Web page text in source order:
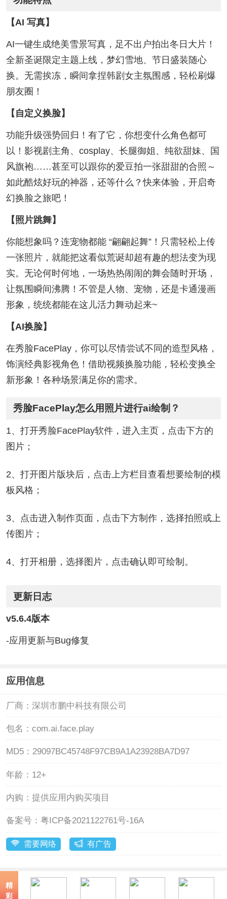
【AI 写真】
AI一键生成绝美雪景写真，足不出户拍出冬日大片！
全新圣诞限定主题上线，梦幻雪地、节日盛装随心
换。无需挨冻，瞬间拿捏韩剧女主氛围感，轻松刷爆
朋友圈！
【自定义换脸】
功能升级强势回归！有了它，你想变什么角色都可
以！影视剧主角、cosplay、长腿御姐、纯欲甜妹、国
风旗袍……甚至可以跟你的爱豆拍一张甜甜的合照～
如此酷炫好玩的神器，还等什么？快来体验，开启奇
幻换脸之旅吧！
【照片跳舞】
你能想象吗？连宠物都能 “翩翩起舞”！只需轻松上传
一张照片，就能把这看似荒诞却超有趣的想法变为现
实。无论何时何地，一场热热闹闹的舞会随时开场，
让氛围瞬间沸腾！不管是人物、宠物，还是卡通漫画
形象，统统都能在这儿活力舞动起来~
【AI换脸】
在秀脸FacePlay，你可以尽情尝试不同的造型风格，
饰演经典影视角色！借助视频换脸功能，轻松变换全
新形象！各种场景满足你的需求。
秀脸FacePlay怎么用照片进行ai绘制？
1、打开秀脸FacePlay软件，进入主页，点击下方的
图片；
2、打开图片版块后，点击上方栏目查看想要绘制的模
板风格；
3、点击进入制作页面，点击下方制作，选择拍照或上
传图片；
4、打开相册，选择图片，点击确认即可绘制。
更新日志
v5.6.4版本
-应用更新与Bug修复
应用信息
厂商： 深圳市鹏中科技有限公司
包名： com.ai.face.play
MD5： 29097BC45748F97CB9A1A23928BA7D97
年龄： 12+
内购： 提供应用内购买项目
备案号： 粤ICP备2021122761号-16A
需要网络 有广告
精
彩